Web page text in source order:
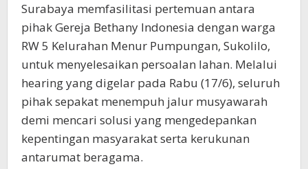
Surabaya memfasilitasi pertemuan antara
pihak Gereja Bethany Indonesia dengan warga
RW 5 Kelurahan Menur Pumpungan, Sukolilo,
untuk menyelesaikan persoalan lahan. Melalui
hearing yang digelar pada Rabu (17/6), seluruh
pihak sepakat menempuh jalur musyawarah
demi mencari solusi yang mengedepankan
kepentingan masyarakat serta kerukunan
antarumat beragama.